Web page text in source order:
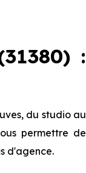
:
du studio au
permettre de
d'agence.